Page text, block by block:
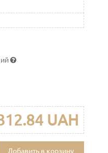
UAH
Добавить в корзину